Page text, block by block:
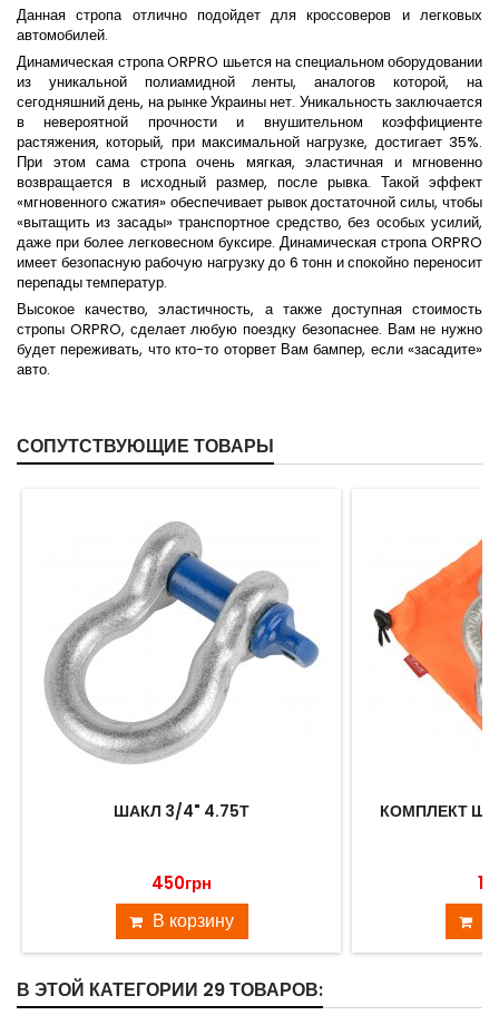
Данная стропа отлично подойдет для кроссоверов и легковых
автомобилей.
Динамическая стропа ORPRO шьется на специальном оборудовании
из уникальной полиамидной ленты, аналогов которой, на
сегодняшний день, на рынке Украины нет. Уникальность заключается
в невероятной прочности и внушительном коэффициенте
растяжения, который, при максимальной нагрузке, достигает 35%.
При этом сама стропа очень мягкая, эластичная и мгновенно
возвращается в исходный размер, после рывка. Такой эффект
«мгновенного сжатия» обеспечивает рывок достаточной силы, чтобы
«вытащить из засады» транспортное средство, без особых усилий,
даже при более легковесном буксире. Динамическая стропа ORPRO
имеет безопасную рабочую нагрузку до 6 тонн и спокойно переносит
перепады температур.
Высокое качество, эластичность, а также доступная стоимость
стропы ORPRO, сделает любую поездку безопаснее. Вам не нужно
будет переживать, что кто-то оторвет Вам бампер, если «засадите»
авто.
СОПУТСТВУЮЩИЕ ТОВАРЫ
ШАКЛ 3/4" 4.75Т
450грн
В корзину
КОМПЛЕКТ
1
В ЭТОЙ КАТЕГОРИИ 29 ТОВАРОВ: